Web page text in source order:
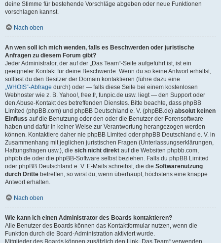
deine Stimme für bestehende Vorschläge abgeben oder neue Funktionen
vorschlagen kannst.
Nach oben
An wen soll ich mich wenden, falls es Beschwerden oder juristische
Anfragen zu diesem Forum gibt?
Jeder Administrator, der auf der „Das Team“-Seite aufgeführt ist, ist ein
geeigneter Kontakt für deine Beschwerde. Wenn du so keine Antwort erhältst,
solltest du den Besitzer der Domain kontaktieren (führe dazu eine
„WHOIS“-Abfrage durch) oder — falls diese Seite bei einem kostenlosen
Webhoster wie z. B. Yahoo!, free.fr, funpic.de usw. liegt — den Support oder
den Abuse-Kontakt des betreffenden Dienstes. Bitte beachte, dass phpBB
Limited (phpBB.com) und phpBB Deutschland e. V. (phpBB.de) absolut keinen
Einfluss auf die Benutzung oder den oder die Benutzer der Forensoftware
haben und dafür in keiner Weise zur Verantwortung herangezogen werden
können. Kontaktiere daher nie phpBB Limited oder phpBB Deutschland e. V. in
Zusammenhang mit jeglichen juristischen Fragen (Unterlassungserklärungen,
Haftungsfragen usw.), die sich nicht direkt auf die Websiten phpbb.com,
phpbb.de oder die phpBB-Software selbst beziehen. Falls du phpBB Limited
oder phpBB Deutschland e. V. E-Mails schreibst, die die Softwarenutzung
durch Dritte betreffen, so wirst du, wenn überhaupt, höchstens eine knappe
Antwort erhalten.
Nach oben
Wie kann ich einen Administrator des Boards kontaktieren?
Alle Benutzer des Boards können das Kontaktformular nutzen, wenn die
Funktion durch die Board-Administration aktiviert wurde.
Mitglieder des Boards können zusätzlich den Link „Das Team“ verwenden.